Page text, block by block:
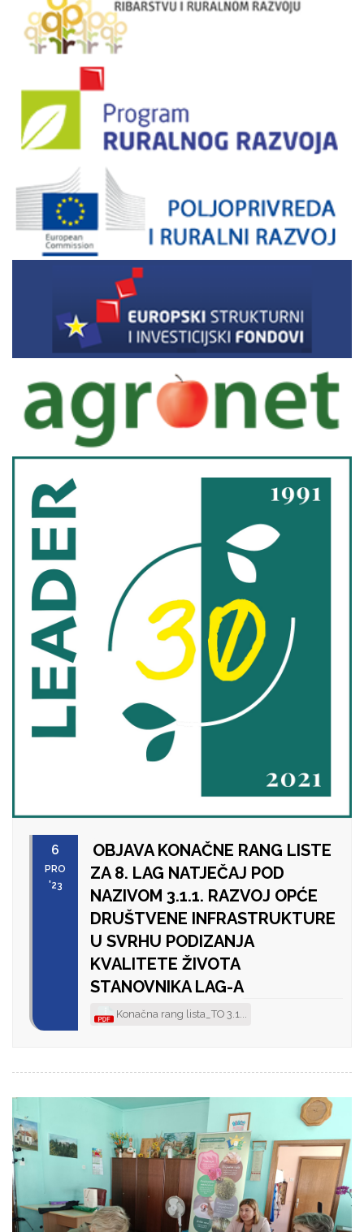
6
PRO
'23
OBJAVA KONAČNE RANG LISTE
ZA 8. LAG NATJEČAJ POD
NAZIVOM 3.1.1. RAZVOJ OPĆE
DRUŠTVENE INFRASTRUKTURE
U SVRHU PODIZANJA
KVALITETE ŽIVOTA
STANOVNIKA LAG-A
Konačna rang lista_TO 3.1...